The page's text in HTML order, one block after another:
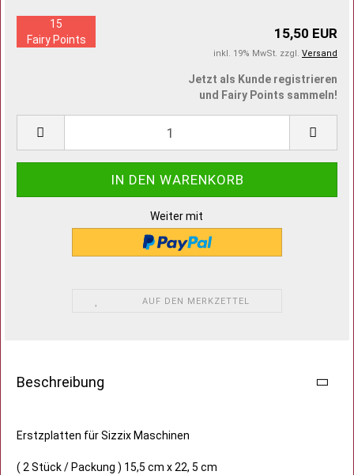
15,50 EUR
inkl. 19% MwSt. zzgl. Versand
15
Fairy Points
Jetzt als Kunde registrieren
und Fairy Points sammeln!
Weiter mit
AUF DEN MERKZETTEL
Beschreibung
Erstzplatten für Sizzix Maschinen
( 2 Stück / Packung ) 15,5 cm x 22, 5 cm